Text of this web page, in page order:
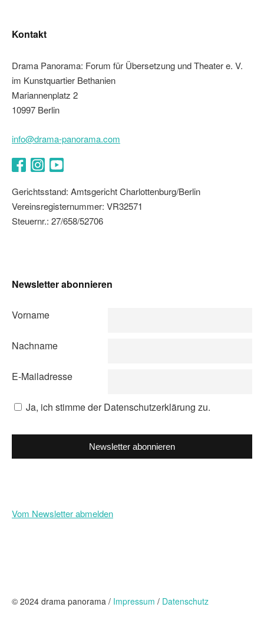
Kontakt
Drama Panorama: Forum für Übersetzung und Theater e. V.
im Kunstquartier Bethanien
Mariannenplatz 2
10997 Berlin
info@drama-panorama.com
Gerichtsstand: Amtsgericht Charlottenburg/Berlin
Vereinsregisternummer: VR32571
Steuernr.: 27/658/52706
Newsletter abonnieren
Vorname
Nachname
E-Mailadresse
Ja, ich stimme der Datenschutzerklärung zu.
Newsletter abonnieren
Vom Newsletter abmelden
© 2024 drama panorama / Impressum / Datenschutz